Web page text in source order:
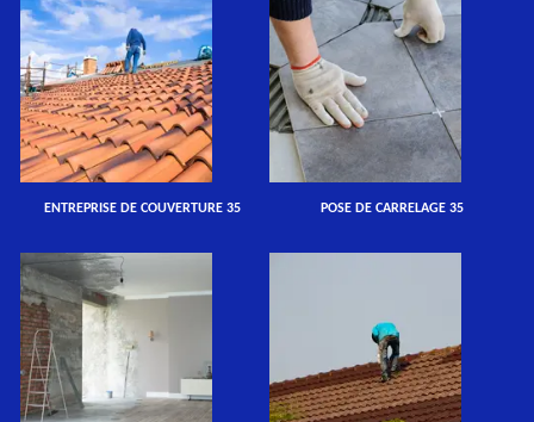
ENTREPRISE DE COUVERTURE 35 POSE DE CARRELAGE 35